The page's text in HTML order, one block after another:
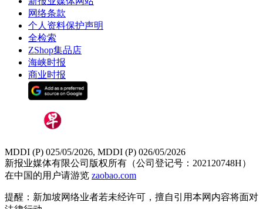
网络条款
个人资料保护声明
全检索
ZShop集品店
海峡时报
商业时报
MDDI (P) 025/05/2026, MDDI (P) 026/05/2026
新报业媒体有限公司版权所有（公司登记号：202120748H）
在中国的用户请游览 zaobao.com
提醒：新加坡网络业者若未经许可，擅自引用本网内容将面对